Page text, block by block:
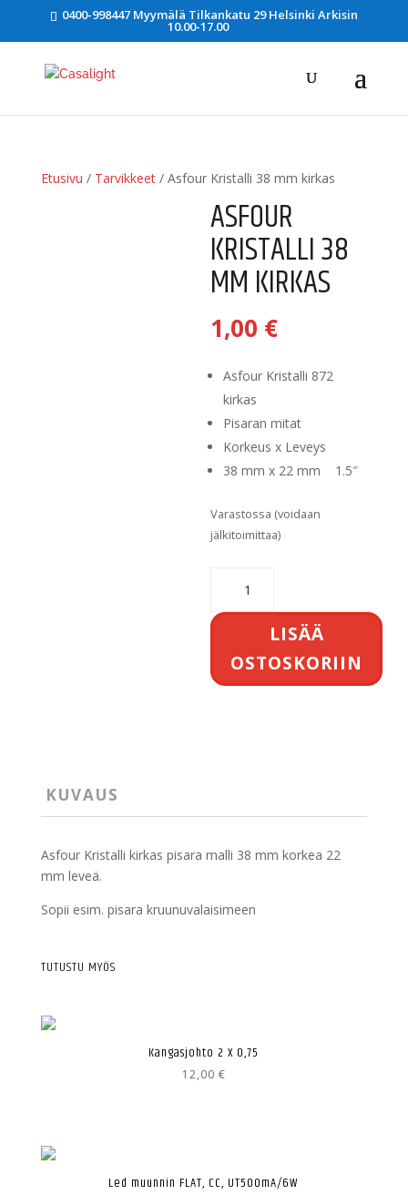
0400-998447 Myymälä Tilkankatu 29 Helsinki Arkisin
10.00-17.00
Etusivu / Tarvikkeet/ Asfour Kristalli 38 mm kirkas
ASFOUR
KRISTALLI 38
MM KIRKAS
1,00 €
Asfour Kristalli 872
kirkas
Pisaran mitat
Korkeus x Leveys
38 mm x 22 mm
1.5″
Varastossa (voidaan
jälkitoimittaa)
Kristalli
38
kirkas
määrä
LISÄÄ
OSTOSKORIIN
KUVAUS
Asfour Kristalli kirkas pisara malli 38 mm korkea 22
mm leveä.
Sopii esim. pisara kruunuvalaisimeen
TUTUSTU MYÖS
Kangasjohto 2 X 0,75
12,00 €
Led muunnin FLAT, CC, UT500mA/6W